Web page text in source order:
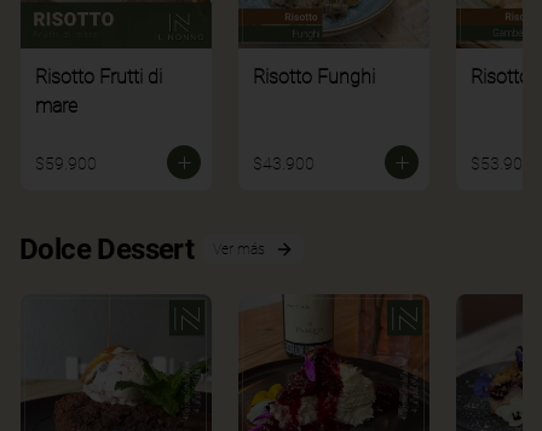
Risotto Frutti di
mare
$59.900
Risotto Funghi
$43.900
Risotto
$53.900
Dolce Dessert Ver más